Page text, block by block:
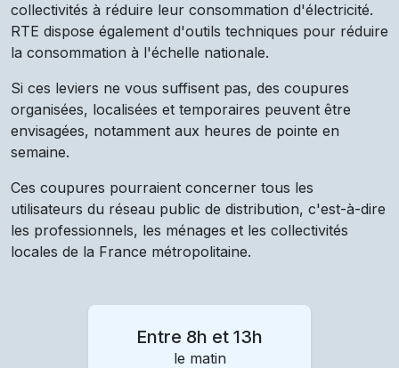
collectivités à réduire leur consommation d'électricité.
RTE dispose également d'outils techniques pour réduire
la consommation à l'échelle nationale.
Si ces leviers ne vous suffisent pas, des coupures
organisées, localisées et temporaires peuvent être
envisagées, notamment aux heures de pointe en
semaine.
Ces coupures pourraient concerner tous les
utilisateurs du réseau public de distribution, c'est-à-dire
les professionnels, les ménages et les collectivités
locales de la France métropolitaine.
Entre 8h et 13h
le matin